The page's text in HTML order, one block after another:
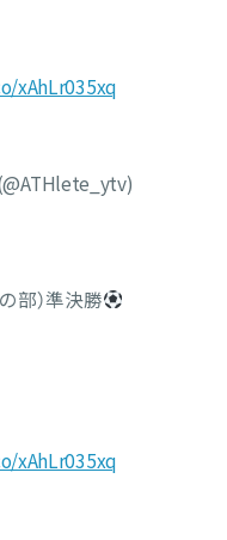
xAhLr035xq
部）準決勝
xAhLr035xq